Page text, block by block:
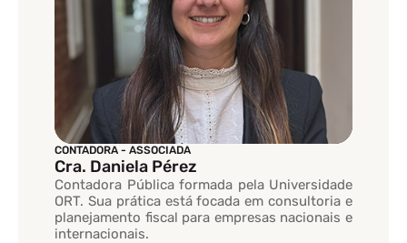
CONTADORA - ASSOCIADA
Cra. Daniela Pérez
Contadora Pública formada pela Universidade
ORT. Sua prática está focada em consultoria e
planejamento fiscal para empresas nacionais e
internacionais.